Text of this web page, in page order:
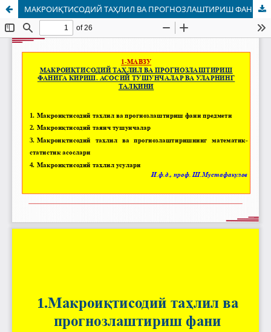
МАКРОИҚТИСОДИЙ ТАҲЛИЛ ВА ПРОГНОЗЛАШТИРИШ ФАНИГА КИРИШ. АСОСИЙ ТУШУНЧАЛАР ВА УЛАРНИНГ ТАЛҚИНИ